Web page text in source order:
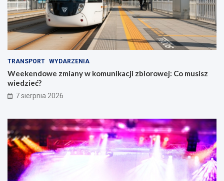
TRANSPORT WYDARZENIA
Weekendowe zmiany w komunikacji zbiorowej: Co musisz
wiedzieć?
7 sierpnia 2026